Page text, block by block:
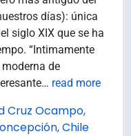
días): única
siglo XIX que se ha
“Intimamente
de
… read more
Cruz Ocampo,
Chile